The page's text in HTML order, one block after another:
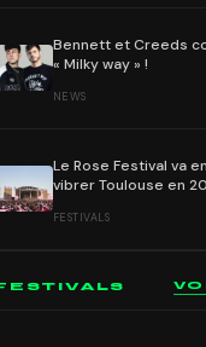
Bennett et Creeds
« Milky way » !
NEWS
Le Rose Festival va
vibrer Toulouse en
FESTIVALS